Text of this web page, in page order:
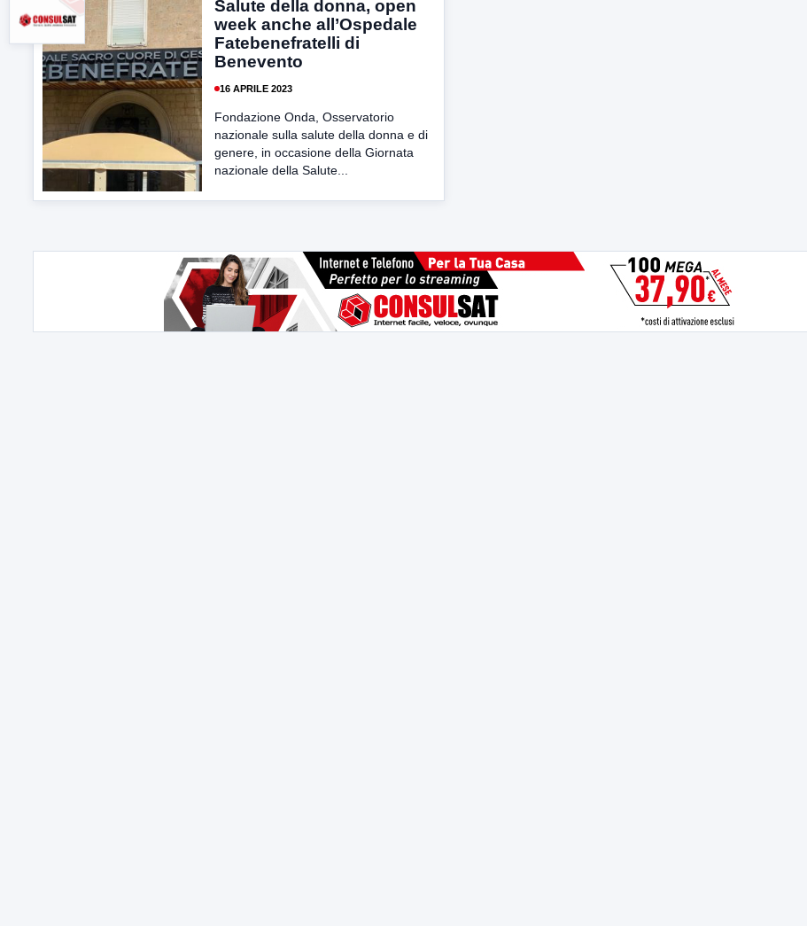
Salute della donna, open
week anche all’Ospedale
Fatebenefratelli di
Benevento
16 APRILE 2023
Fondazione Onda, Osservatorio
nazionale sulla salute della donna e di
genere, in occasione della Giornata
nazionale della Salute...